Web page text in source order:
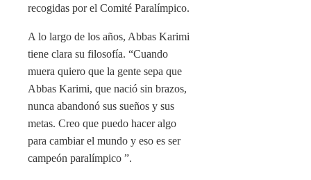
recogidas por el Comité Paralímpico.
A lo largo de los años, Abbas Karimi
tiene clara su filosofía. “Cuando
muera quiero que la gente sepa que
Abbas Karimi, que nació sin brazos,
nunca abandonó sus sueños y sus
metas. Creo que puedo hacer algo
para cambiar el mundo y eso es ser
campeón paralímpico ”.